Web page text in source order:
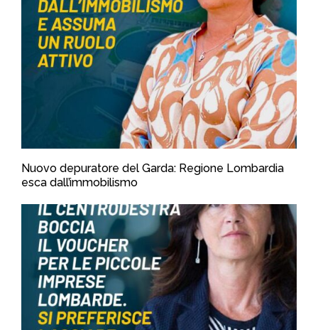
Nuovo depuratore del Garda: Regione Lombardia
esca dall’immobilismo